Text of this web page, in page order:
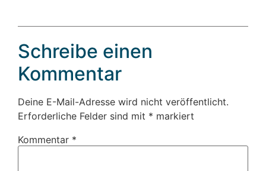
Schreibe einen
Kommentar
Deine E-Mail-Adresse wird nicht veröffentlicht.
Erforderliche Felder sind mit * markiert
Kommentar *